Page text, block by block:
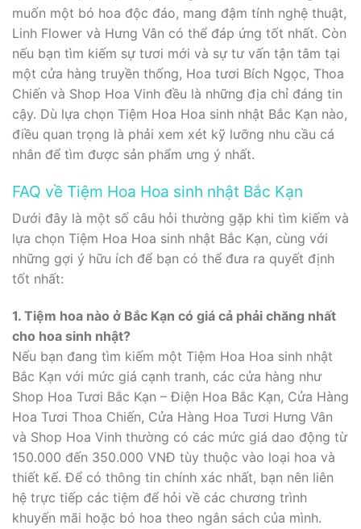
muốn một bó hoa độc đáo, mang đậm tính nghệ thuật,
Linh Flower và Hưng Vân có thể đáp ứng tốt nhất. Còn
nếu bạn tìm kiếm sự tươi mới và sự tư vấn tận tâm tại
một cửa hàng truyền thống, Hoa tươi Bích Ngọc, Thoa
Chiến và Shop Hoa Vinh đều là những địa chỉ đáng tin
cậy. Dù lựa chọn Tiệm Hoa Hoa sinh nhật Bắc Kạn nào,
điều quan trọng là phải xem xét kỹ lưỡng nhu cầu cá
nhân để tìm được sản phẩm ưng ý nhất.
FAQ về Tiệm Hoa Hoa sinh nhật Bắc Kạn
Dưới đây là một số câu hỏi thường gặp khi tìm kiếm và
lựa chọn Tiệm Hoa Hoa sinh nhật Bắc Kạn, cùng với
những gợi ý hữu ích để bạn có thể đưa ra quyết định
tốt nhất:
1. Tiệm hoa nào ở Bắc Kạn có giá cả phải chăng nhất
cho hoa sinh nhật?
Nếu bạn đang tìm kiếm một Tiệm Hoa Hoa sinh nhật
Bắc Kạn với mức giá cạnh tranh, các cửa hàng như
Shop Hoa Tươi Bắc Kạn – Điện Hoa Bắc Kạn, Cửa Hàng
Hoa Tươi Thoa Chiến, Cửa Hàng Hoa Tươi Hưng Vân
và Shop Hoa Vinh thường có các mức giá dao động từ
150.000 đến 350.000 VNĐ tùy thuộc vào loại hoa và
thiết kế. Để có thông tin chính xác nhất, bạn nên liên
hệ trực tiếp các tiệm để hỏi về các chương trình
khuyến mãi hoặc bó hoa theo ngân sách của mình.